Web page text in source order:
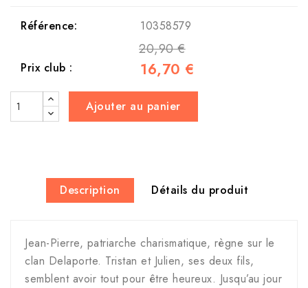
Référence: 10358579
20,90 €
Prix club : 16,70 €
Ajouter au panier
Description Détails du produit
Jean-Pierre, patriarche charismatique, règne sur le
clan Delaporte. Tristan et Julien, ses deux fils,
semblent avoir tout pour être heureux. Jusqu’au jour